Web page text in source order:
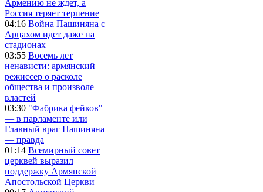
Армению не ждет, а
Россия теряет терпение
04:16 Война Пашиняна с
Арцахом идет даже на
стадионах
03:55 Восемь лет
ненависти: армянский
режиссер о расколе
общества и произволе
властей
03:30 "Фабрика фейков"
— в парламенте или
Главный враг Пашиняна
— правда
01:14 Всемирный совет
церквей выразил
поддержку Армянской
Апостольской Церкви